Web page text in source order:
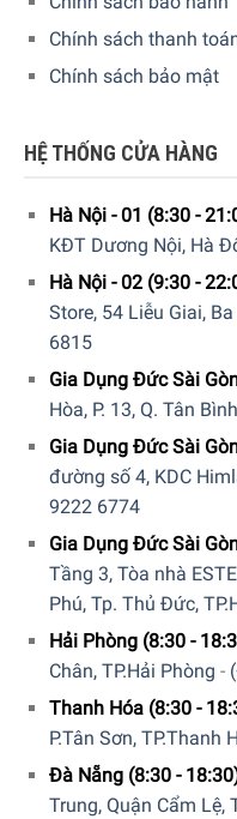
Hiện tại sản phẩm đang
showroom cửa hàng
quốc. Quý vị hãy gọi
6774 hoặc 039 222 6774
tiết và đặt mua sản
website. Nhân viên tổng
gọi lại để xác nhận đơn
GIA DỤNG ĐỨC SÀI GÒN
Giao hàng nhanh
Chính sách thanh
Chính sách bảo mật
HỆ THỐNG CỬA HÀNG
Hà Nội - 01 (8:30 -
KĐT Dương Nội, Hà
Hà Nội - 02 (9:30 -
Store, 54 Liễu Giai,
6815
Gia Dụng Đức Sài
Hòa, P. 13, Q. Tân
Gia Dụng Đức Sài
đường số 4, KDC
9222 6774
Gia Dụng Đức Sài
Tầng 3, Tòa nhà
Phú, Tp. Thủ Đức,
Hải Phòng (8:30 -
Chân, TP.Hải Phòng -
Thanh Hóa (8:30 -
P.Tân Sơn, TP.Thanh
Đà Nẵng (8:30 -
Trung, Quận Cẩm Lệ,